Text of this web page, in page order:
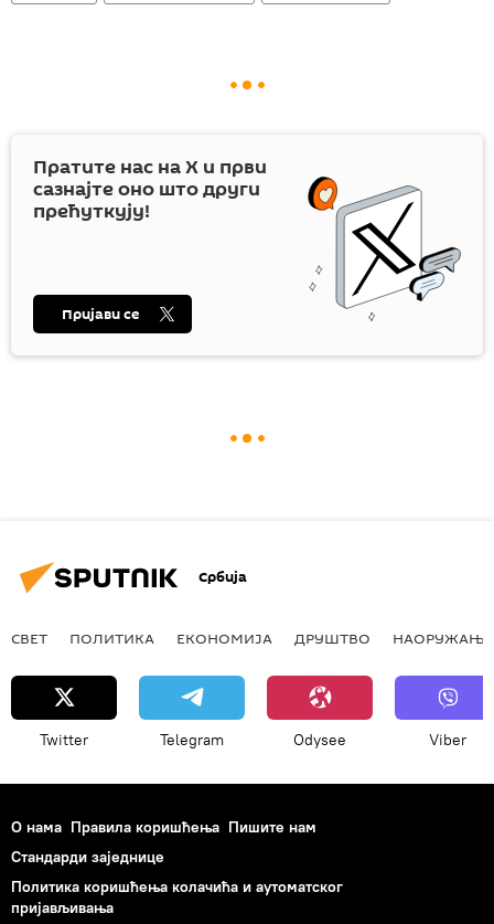
Пратите нас наX и први
сазнајте оно што други
прећуткују!
Пријави се
Србија
СВЕТ ПОЛИТИКА ЕКОНОМИЈА ДРУШТВО НАОРУЖАЊЕ
Twitter Telegram Odysee Viber
О нама Правила коришћења Пишите нам
Стандарди заједнице
Политика коришћења колачића и аутоматског
пријављивања